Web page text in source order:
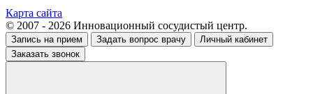
Карта сайта
© 2007 - 2026 Инновационный сосудистый центр.
Запись на прием Задать вопрос врачу
Личный кабинет
Заказать звонок